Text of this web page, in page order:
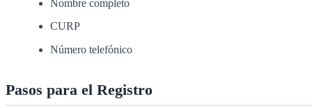
Nombre completo
CURP
Número telefónico
Pasos para el Registro